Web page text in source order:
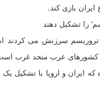
بازی کند.
را تشکیل دهند
تروریسم سرزنش می کردند
کشورهای عرب متحد غرب
ایران و اروپا با تشکیل یک